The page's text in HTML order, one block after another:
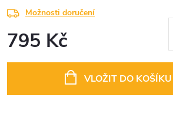
Možnosti doručení
795 Kč
VLOŽIT DO KOŠÍKU